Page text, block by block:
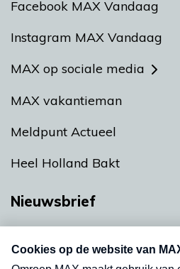
Facebook MAX Vandaag
Instagram MAX Vandaag
MAX op sociale media
MAX vakantieman
Meldpunt Actueel
Heel Holland Bakt
Nieuwsbrief
nieuwsbrief. Elke vrijdag- en